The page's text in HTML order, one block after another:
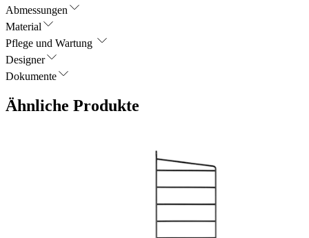
Abmessungen
Material
Pflege und Wartung
Designer
Dokumente
Ähnliche Produkte